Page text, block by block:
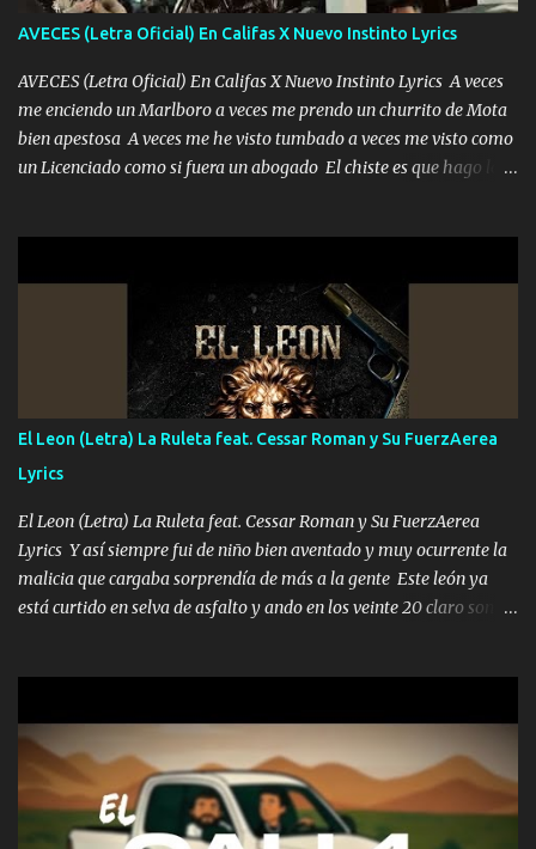
adoro
AVECES (Letra Oficial) En Califas X Nuevo Instinto Lyrics
AVECES (Letra Oficial) En Califas X Nuevo Instinto Lyrics A veces
me enciendo un Marlboro a veces me prendo un churrito de Mota
bien apestosa A veces me he visto tumbado a veces me visto como
un Licenciado como si fuera un abogado El chiste es que hago lo
corriente no quieren verte subir de level trucha mis plebes Música
A veces me pongo un sombrero a veces me ven la cachucha de lado
con la mirada siempre en alto A veces me fajó una super o a veces
me fajó una Glock siempre armado todas las generaciones yo
traigo El chiste es que hago lo que quiero pues así soy me mandó
yo tengo el control a todos yo les paro el dedo soy hocicon un
malcriado un malandrón Que Les importa no saben nada falsas
las risas las que me miran hay gente corriente no quieren ve...
El Leon (Letra) La Ruleta feat. Cessar Roman y Su FuerzAerea
Lyrics
El Leon (Letra) La Ruleta feat. Cessar Roman y Su FuerzAerea
Lyrics Y así siempre fui de niño bien aventado y muy ocurrente la
malicia que cargaba sorprendía de más a la gente Este león ya
está curtido en selva de asfalto y ando en los veinte 20 claro son
pa más pues hay charola les voy a dar hasta topar pues no hay de
otra Música Surcando bien mi camino voy por mi línea no veo a
los lados aquel que no corre vuela no se me duerm voy chicoteado
Ya pasé varias hazañas ya tienen rato que me agarran el colmillo
de este León los estatales no sé esperaron Al tiro esta la PrimiZa